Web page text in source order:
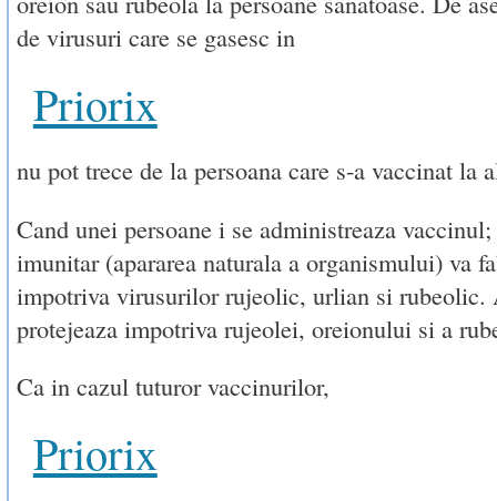
de virusuri care se gasesc in
Priorix
nu pot trece de la persoana care s-a vaccinat la
Cand unei persoane i se administreaza
imunitar (apararea naturala a organismului) va
impotriva virusurilor rujeolic, urlian si rubeolic.
protejeaza impotriva rujeolei, oreionului si a
Ca in cazul tuturor vaccinurilor,
Priorix